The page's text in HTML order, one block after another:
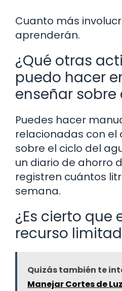
Cuanto más
aprenderán.
¿Qué otras
puedo hacer
enseñar sobre
Puedes hacer
relacionadas con el
sobre el ciclo del
un diario de ahorro
registren cuántos
semana.
¿Es cierto que
recurso
Quizás también te
Manejar Cortes de